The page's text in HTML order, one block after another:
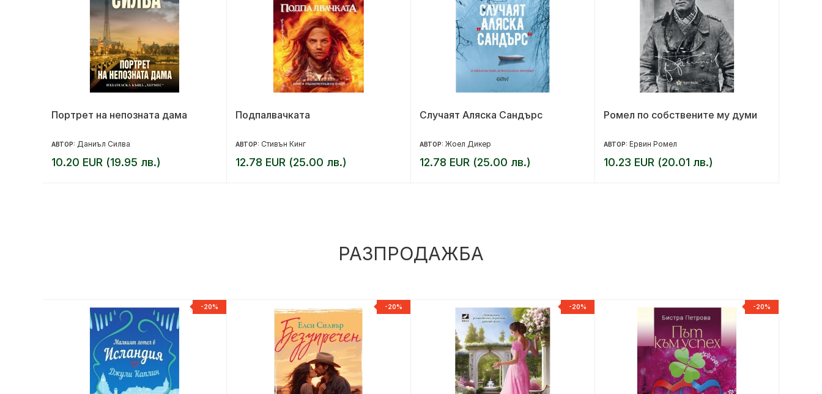
Портрет на непозната дама
АВТОР: Даниъл Силва
10.20 EUR (19.95 лв.)
Подпалвачката
АВТОР: Стивън Кинг
12.78 EUR (25.00 лв.)
Случаят Аляска Сандърс
АВТОР: Жоел Дикер
12.78 EUR (25.00 лв.)
Ромел по собствените му думи
АВТОР: Ервин Ромел
10.23 EUR (20.01 лв.)
РАЗПРОДАЖБА
-20% -20% -20% -20%